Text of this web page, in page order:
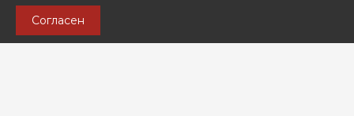
Согласен